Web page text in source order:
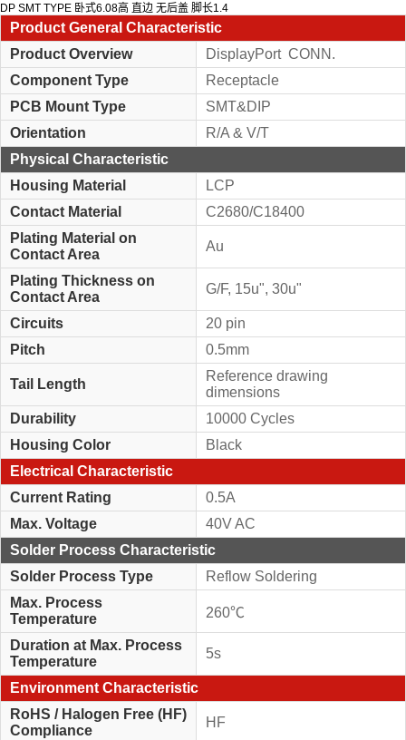
DP SMT TYPE 卧式6.08高 直边 无后盖 脚长1.4
Product General Characteristic
Product Overview
DisplayPort CONN.
Component Type
Receptacle
PCB Mount Type
SMT&DIP
Orientation
R/A & V/T
Physical Characteristic
Housing Material
LCP
Contact Material
C2680/C18400
Plating Material on
Contact Area
Au
Plating Thickness on
Contact Area
G/F, 15u", 30u"
Circuits
20 pin
Pitch
0.5mm
Tail Length
Reference drawing
dimensions
Durability
10000 Cycles
Housing Color
Black
Electrical Characteristic
Current Rating
0.5A
Max. Voltage
40V AC
Solder Process Characteristic
Solder Process Type
Reflow Soldering
Max. Process
Temperature
260℃
Duration at Max. Process
Temperature
5s
Environment Characteristic
RoHS / Halogen Free (HF)
Compliance
HF